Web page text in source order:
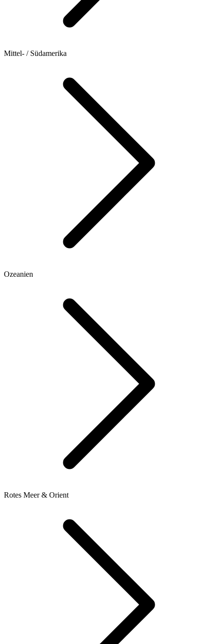
Mittel- / Südamerika
Ozeanien
Rotes Meer & Orient